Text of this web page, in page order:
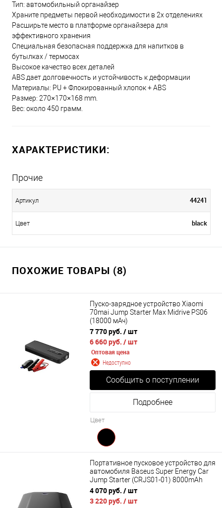
Тип: автомобильный органайзер
Храните предметы первой необходимости в 2х отделениях
Расширьте место в платформе органайзера для
эффективного хранения
Специальная безопасная поддержка для напитков в
бутылках / термосах
Высокое качество всех деталей
ABS дает долговечность и устойчивость к деформации
Материалы: PU + Флокированный хлопок + ABS
Размер: 270×170×168 mm.
Вес: около 450 грамм.
ХАРАКТЕРИСТИКИ:
Прочие
Артикул 44241
Цвет black
ПОХОЖИЕ ТОВАРЫ (8)
Пуско-зарядное устройство Xiaomi
70mai Jump Starter Max Midrive PS06
(18000 мАч)
7 770 руб. / шт
6 660 руб. / шт
Оптовая цена
Недоступно
Сообщить о поступлении
Подробнее
Цвет
Портативное пусковое устройство для
автомобиля Baseus Super Energy Car
Jump Starter (CRJS01-01) 8000mAh
4 070 руб. / шт
3 220 руб. / шт